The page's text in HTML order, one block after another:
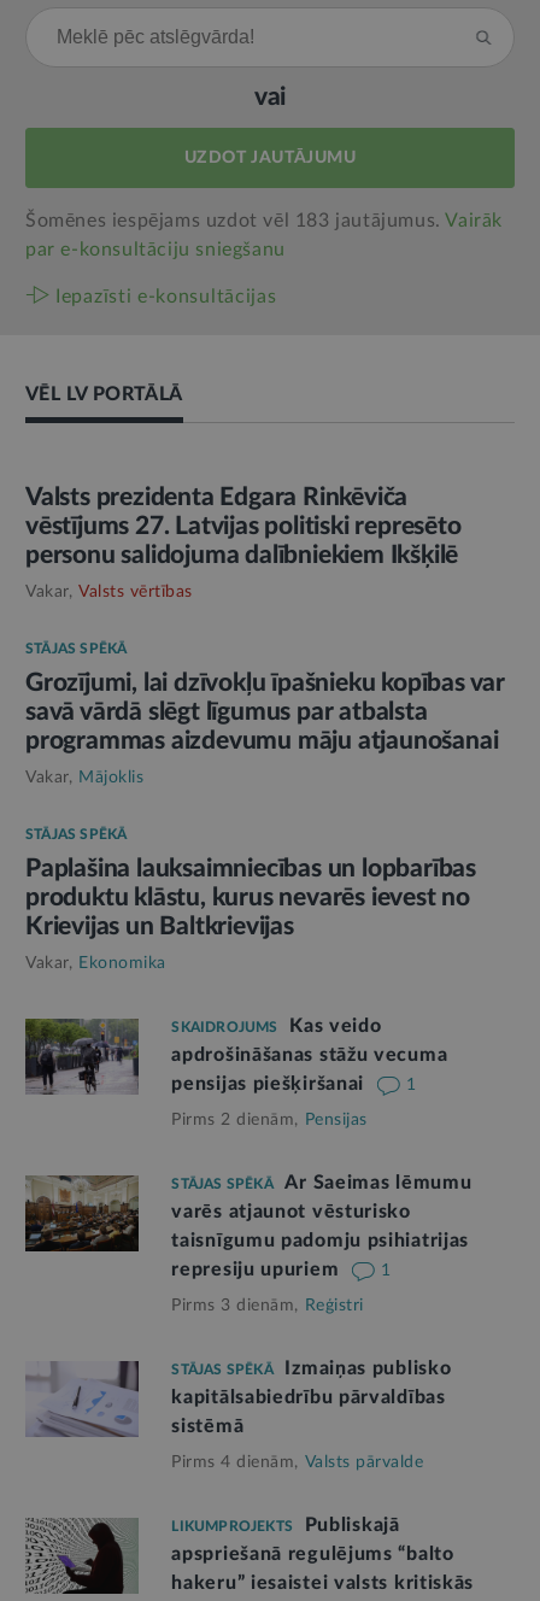
vai
UZDOT JAUTĀJUMU
Šomēnes iespējams uzdot vēl 183 jautājumus.Vairāk
par e‑konsultāciju sniegšanu
Iepazīsti e-konsultācijas
VĒL LV PORTĀLĀ
AMATPERSONAS RUNA
Valsts prezidenta Edgara Rinkēviča
vēstījums 27. Latvijas politiski represēto
personu salidojuma dalībniekiem Ikšķilē
Vakar, Valsts vērtības
STĀJAS SPĒKĀ
Grozījumi, lai dzīvokļu īpašnieku kopības var
savā vārdā slēgt līgumus par atbalsta
programmas aizdevumu māju atjaunošanai
Vakar, Mājoklis
STĀJAS SPĒKĀ
Paplašina lauksaimniecības un lopbarības
produktu klāstu, kurus nevarēs ievest no
Krievijas un Baltkrievijas
Vakar, Ekonomika
SKAIDROJUMS
Kas veido
apdrošināšanas stāžu vecuma
pensijas piešķiršanai
1
Pirms 2 dienām, Pensijas
STĀJAS SPĒKĀ
Ar Saeimas lēmumu
varēs atjaunot vēsturisko
taisnīgumu padomju psihiatrijas
represiju upuriem
1
Pirms 3 dienām, Reģistri
STĀJAS SPĒKĀ
Izmaiņas publisko
kapitālsabiedrību pārvaldības
sistēmā
Pirms 4 dienām, Valsts pārvalde
LIKUMPROJEKTS
Publiskajā
apspriešanā regulējums “balto
hakeru” iesaistei valsts kritiskās